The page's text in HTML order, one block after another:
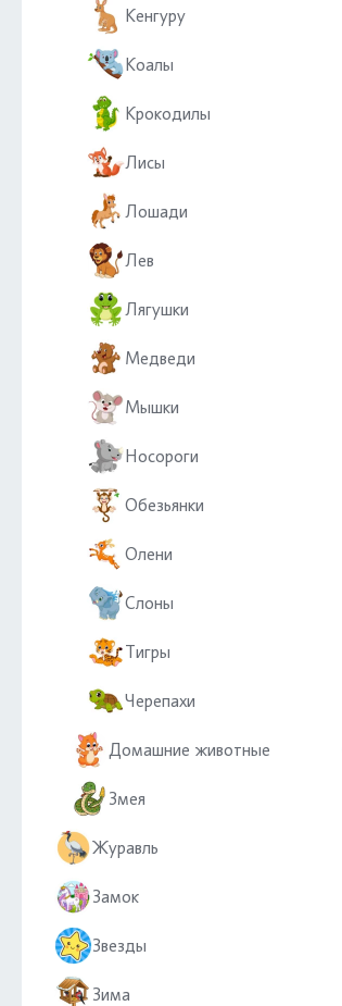
Кенгуру
Коалы
Крокодилы
Лисы
Лошади
Лев
Лягушки
Медведи
Мышки
Носороги
Обезьянки
Олени
Слоны
Тигры
Черепахи
Домашние животные
Змея
Журавль
Замок
Звезды
Зима